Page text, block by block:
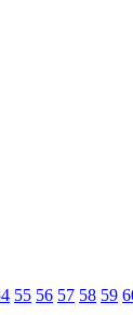
55 56 57 58 59